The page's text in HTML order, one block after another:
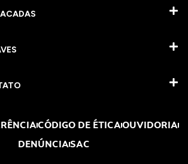
CÓDIGO DE ÉTICAOUVIDORIA
DENÚNCIASAC